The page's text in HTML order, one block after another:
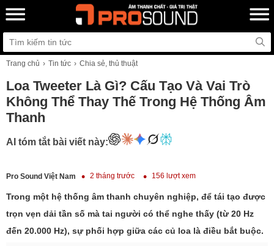
Trang chủ Tin tức Chia sẻ, thủ thuật
Loa Tweeter Là Gì? Cấu Tạo Và Vai Trò
Không Thể Thay Thế Trong Hệ Thống Âm
Thanh
AI tóm tắt bài viết này:
Pro Sound Việt Nam 2 tháng trước 156 lượt xem
Trong một hệ thống âm thanh chuyên nghiệp, để tái tạo được
trọn vẹn dải tần số mà tai người có thể nghe thấy (từ 20 Hz
đến 20.000 Hz), sự phối hợp giữa các củ loa là điều bắt buộc.